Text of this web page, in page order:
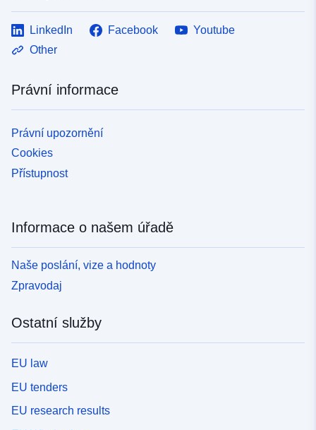
LinkedIn Facebook
Youtube
Other
Právní informace
Právní upozornění
Cookies
Přístupnost
Informace o našem úřadě
Naše poslání, vize a hodnoty
Zpravodaj
Ostatní služby
EU law
EU tenders
EU research results